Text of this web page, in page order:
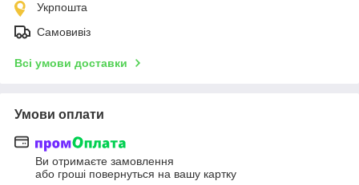
Укрпошта
Самовивіз
Всі умови доставки
Умови оплати
Ви отримаєте замовлення
або гроші повернуться на вашу картку